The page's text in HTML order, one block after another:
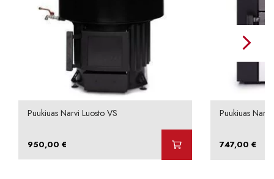
Puukiuas Narvi Luosto VS
950,00€
Puukiuas
747,00 €